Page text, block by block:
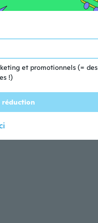
et promotionnels (= des
!)
réduction